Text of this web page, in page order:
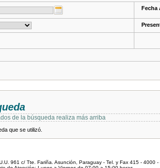
Fecha
de la búsqueda realiza más arriba
que se utilizó.
961 c/ Tte. Fariña. Asunción, Paraguay - Tel. y Fax 415 - 4000